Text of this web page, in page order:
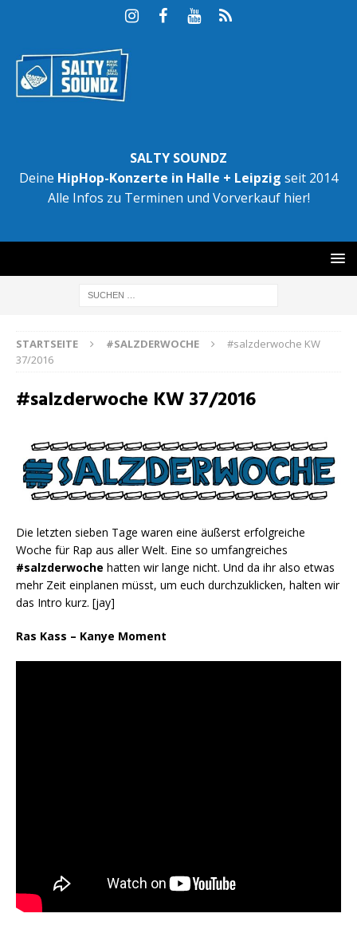
SALTY SOUNDZ
Deine HipHop-Konzerte in Halle + Leipzig seit 2014
Alle Infos zu Terminen und Vorverkauf hier!
STARTSEITE #SALZDERWOCHE
#salzderwoche KW
37/2016
#salzderwoche KW 37/2016
Die letzten sieben Tage waren eine äußerst erfolgreiche
Woche für Rap aus aller Welt. Eine so umfangreiches
#salzderwoche hatten wir lange nicht. Und da ihr also etwas
mehr Zeit einplanen müsst, um euch durchzuklicken, halten wir
das Intro kurz. [jay]
Ras Kass – Kanye Moment